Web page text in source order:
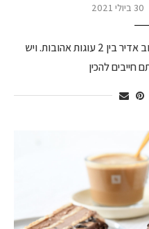
30 ביולי 2021
עוגת גבינה ביסקוויטים מושלמת! שילוב אדיר בין 2 עוגות אהובות. ויש
להכין